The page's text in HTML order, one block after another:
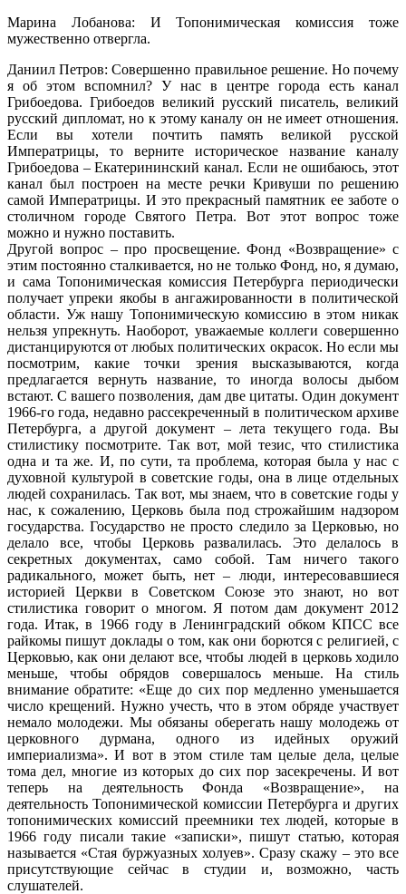
Марина Лобанова: И Топонимическая комиссия тоже
мужественно отвергла.
Даниил Петров: Совершенно правильное решение. Но почему
я об этом вспомнил? У нас в центре города есть канал
Грибоедова. Грибоедов великий русский писатель, великий
русский дипломат, но к этому каналу он не имеет отношения.
Если вы хотели почтить память великой русской
Императрицы, то верните историческое название каналу
Грибоедова – Екатерининский канал. Если не ошибаюсь, этот
канал был построен на месте речки Кривуши по решению
самой Императрицы. И это прекрасный памятник ее заботе о
столичном городе Святого Петра. Вот этот вопрос тоже
можно и нужно поставить.
Другой вопрос – про просвещение. Фонд «Возвращение» с
этим постоянно сталкивается, но не только Фонд, но, я думаю,
и сама Топонимическая комиссия Петербурга периодически
получает упреки якобы в ангажированности в политической
области. Уж нашу Топонимическую комиссию в этом никак
нельзя упрекнуть. Наоборот, уважаемые коллеги совершенно
дистанцируются от любых политических окрасок. Но если мы
посмотрим, какие точки зрения высказываются, когда
предлагается вернуть название, то иногда волосы дыбом
встают. С вашего позволения, дам две цитаты. Один документ
1966-го года, недавно рассекреченный в политическом архиве
Петербурга, а другой документ – лета текущего года. Вы
стилистику посмотрите. Так вот, мой тезис, что стилистика
одна и та же. И, по сути, та проблема, которая была у нас с
духовной культурой в советские годы, она в лице отдельных
людей сохранилась. Так вот, мы знаем, что в советские годы у
нас, к сожалению, Церковь была под строжайшим надзором
государства. Государство не просто следило за Церковью, но
делало все, чтобы Церковь развалилась. Это делалось в
секретных документах, само собой. Там ничего такого
радикального, может быть, нет – люди, интересовавшиеся
историей Церкви в Советском Союзе это знают, но вот
стилистика говорит о многом. Я потом дам документ 2012
года. Итак, в 1966 году в Ленинградский обком КПСС все
райкомы пишут доклады о том, как они борются с религией, с
Церковью, как они делают все, чтобы людей в церковь ходило
меньше, чтобы обрядов совершалось меньше. На стиль
внимание обратите: «Еще до сих пор медленно уменьшается
число крещений. Нужно учесть, что в этом обряде участвует
немало молодежи. Мы обязаны оберегать нашу молодежь от
церковного дурмана, одного из идейных оружий
империализма». И вот в этом стиле там целые дела, целые
тома дел, многие из которых до сих пор засекречены. И вот
теперь на деятельность Фонда «Возвращение», на
деятельность Топонимической комиссии Петербурга и других
топонимических комиссий преемники тех людей, которые в
1966 году писали такие «записки», пишут статью, которая
называется «Стая буржуазных холуев». Сразу скажу – это все
присутствующие сейчас в студии и, возможно, часть
слушателей.